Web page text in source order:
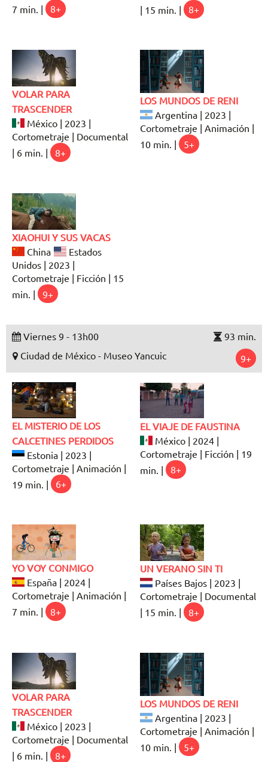
7 min. | 8+ | 15 min. | 8+
VOLAR PARA
TRASCENDER
México | 2023 |
Cortometraje | Documental
| 6 min. |
8+
LOS MUNDOS DE RENI
Argentina | 2023 |
Cortometraje | Animación |
10 min. |
5+
XIAOHUI Y SUS VACAS
China
Estados
Unidos | 2023 |
Cortometraje | Ficción | 15
min. |
9+
Viernes 9 - 13h00
93 min.
Ciudad de México - Museo Yancuic
9+
EL MISTERIO DE LOS
CALCETINES PERDIDOS
Estonia | 2023 |
Cortometraje | Animación |
19 min. |
6+
EL VIAJE DE FAUSTINA
México | 2024 |
Cortometraje | Ficción | 19
min. |
8+
YO VOY CONMIGO
España | 2024 |
Cortometraje | Animación |
7 min. |
8+
UN VERANO SIN TI
Países Bajos | 2023 |
Cortometraje | Documental
| 15 min. |
8+
VOLAR PARA
TRASCENDER
México | 2023 |
Cortometraje | Documental
| 6 min. |
8+
LOS MUNDOS DE RENI
Argentina | 2023 |
Cortometraje | Animación |
10 min. |
5+